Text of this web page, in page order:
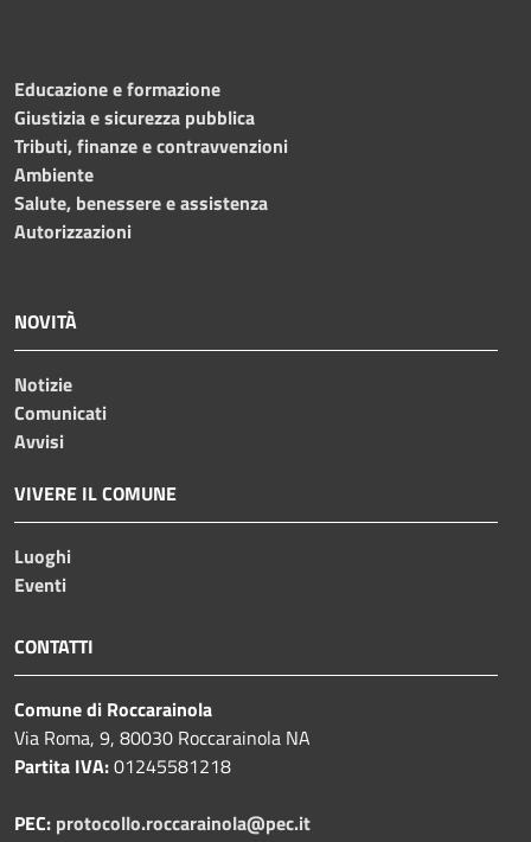
Educazione e formazione
Giustizia e sicurezza pubblica
Tributi, finanze e contravvenzioni
Ambiente
Salute, benessere e assistenza
Autorizzazioni
NOVITÀ
Notizie
Comunicati
Avvisi
VIVERE IL COMUNE
Luoghi
Eventi
CONTATTI
Comune di Roccarainola
Via Roma, 9, 80030 Roccarainola NA
Partita IVA:01245581218
PEC: protocollo.roccarainola@pec.it